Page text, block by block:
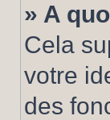
» A
Cela
votre
des